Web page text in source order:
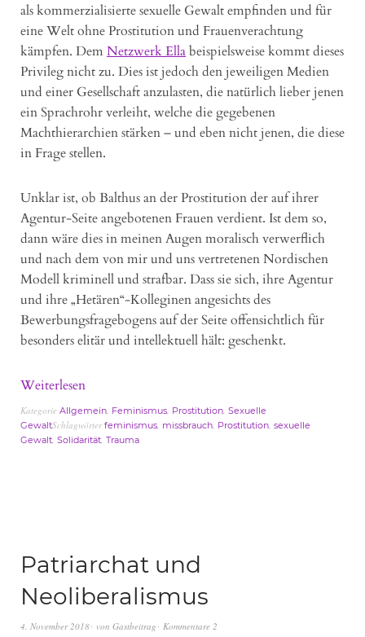
als kommerzialisierte sexuelle Gewalt empfinden und für
eine Welt ohne Prostitution und Frauenverachtung
kämpfen. DemNetzwerk Ellabeispielsweise kommt dieses
Privileg nicht zu. Dies ist jedoch den jeweiligen Medien
und einer Gesellschaft anzulasten, die natürlich lieber jenen
ein Sprachrohr verleiht, welche die gegebenen
Machthierarchien stärken – und eben nicht jenen, die diese
in Frage stellen.
Unklar ist, ob Balthus an der Prostitution der auf ihrer
Agentur-Seite angebotenen Frauen verdient. Ist dem so,
dann wäre dies in meinen Augen moralisch verwerflich
und nach dem von mir und uns vertretenen Nordischen
Modell kriminell und strafbar. Dass sie sich, ihre Agentur
und ihre „Hetären“-Kolleginen angesichts des
Bewerbungsfragebogens auf der Seite offensichtlich für
besonders elitär und intellektuell hält: geschenkt.
Weiterlesen
Kategorie Allgemein Feminismus Prostitution Sexuelle
GewaltSchlagwörterfeminismus missbrauch Prostitution sexuelle
Gewalt Solidarität Trauma
Patriarchat und
Neoliberalismus
4. November 2018 von Gastbeitrag Kommentare 2